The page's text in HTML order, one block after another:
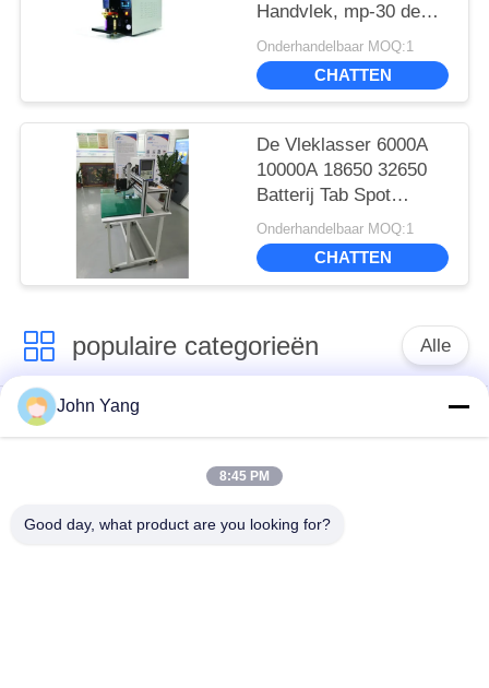
Handvlek, mp-30 de
Vleklasser van 5000A
220v
Onderhandelbaar MOQ:1
CHATTEN
De Vleklasser 6000A
10000A 18650 32650
Batterij Tab Spot
Welder van de
transistorprecisie
Onderhandelbaar MOQ:1
CHATTEN
populaire categorieën Alle
de vleklasser van de
lithiumbatterij
18650 Batterijvlek
precisievlek
celtestmateriaal
John Yang
8:45 PM
Good day, what product are you looking for?